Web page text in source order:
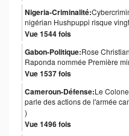
Nigeria-Criminalité:
nigérian Hushpuppi risque
Vue 1544 fois
Gabon-Politique:Rose
Raponda nommée Première
Vue 1537 fois
Cameroun-Défense:Le
parle des actions de l'armée
)
Vue 1496 fois